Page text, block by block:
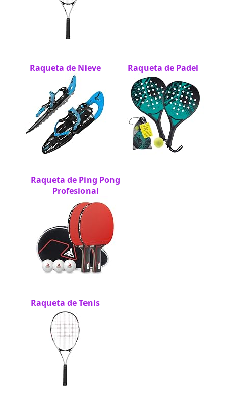
Raqueta de Nieve Raqueta de Padel
Raqueta de Ping Pong
Profesional
Raqueta de Tenis